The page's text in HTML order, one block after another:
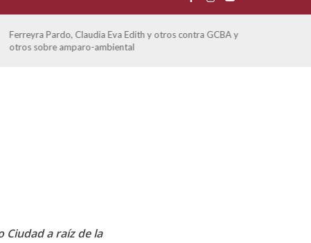
Ferreyra Pardo, Claudia Eva Edith y otros contra GCBA y
otros sobre amparo-ambiental
a raíz de la